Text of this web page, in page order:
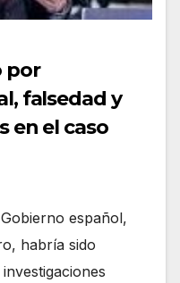
por
falsedad y
en el caso
español,
habría sido